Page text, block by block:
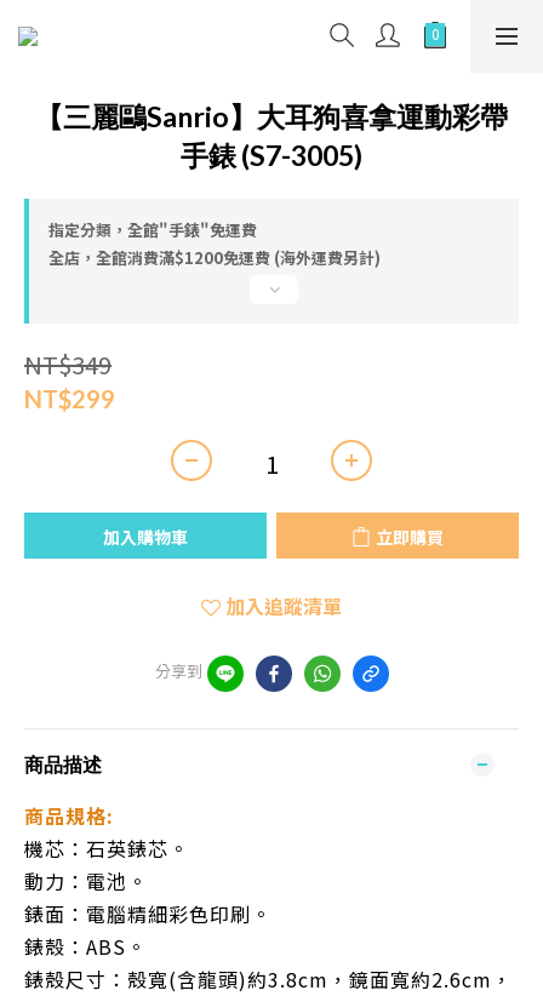
【三麗鷗Sanrio】大耳狗喜拿運動彩帶
手錶 (S7-3005)
指定分類，全館"手錶"免運費
全店，全館消費滿$1200免運費 (海外運費另計)
NT$349
NT$299
加入購物車 立即購買
加入追蹤清單
分享到
商品描述
商品規格:
機芯：石英錶芯。
動力：電池。
錶面：電腦精細彩色印刷。
錶殼：ABS。
錶殼尺寸：殼寬(含龍頭)約3.8cm，鏡面寬約2.6cm，